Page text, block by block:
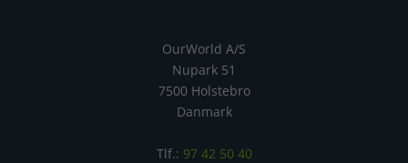
OurWorld A/S
Nupark 51
7500 Holstebro
Danmark
Tlf.: 97 42 50 40